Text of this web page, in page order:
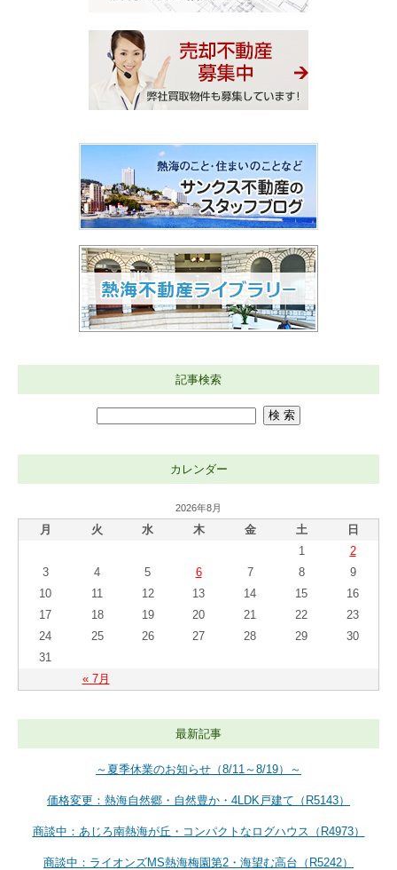
記事検索
カレンダー
2026年8月
月 火 水 木 金 土 日
« 7月
1
2
3
4 5 6 7 8
9
10
11 12 13 14 15
16
17
18 19 20 21 22
23
24
25 26 27 28 29
30
31
最新記事
～夏季休業のお知らせ（8/11～8/19）～
価格変更：熱海自然郷・自然豊か・4LDK戸建て（R5143）
商談中：あじろ南熱海が丘・コンパクトなログハウス（R4973）
商談中：ライオンズMS熱海梅園第2・海望む高台（R5242）